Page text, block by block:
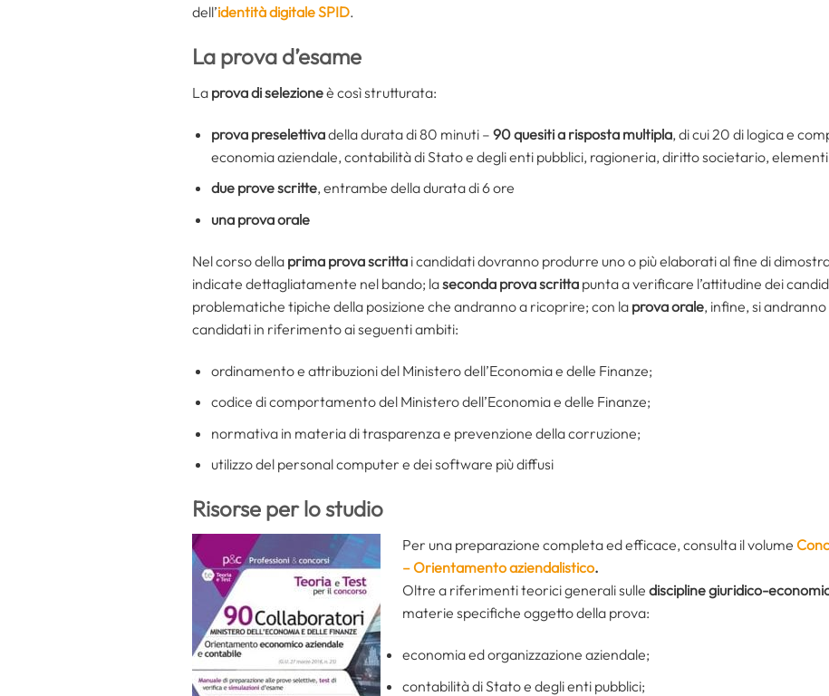
dell’identità digitale SPID.
La prova d’esame
La prova di selezioneè così strutturata:
prova preselettivadella durata di 80 minuti – 90 quesiti a risposta multipla, di cui 20 di logica e
economia aziendale, contabilità di Stato e degli enti pubblici, ragioneria, diritto societario,
due prove scritte, entrambe della durata di 6 ore
una prova orale
Nel corso della prima prova scritta i candidati dovranno produrre uno o più elaborati al fine di
indicate dettagliatamente nel bando; laseconda prova scritta punta a verificare l’attitudine dei
problematiche tipiche della posizione che andranno a ricoprire; con la prova orale, infine, si
candidati in riferimento ai seguenti ambiti:
ordinamento e attribuzioni del Ministero dell’Economia e delle Finanze;
codice di comportamento del Ministero dell’Economia e delle Finanze;
normativa in materia di trasparenza e prevenzione della corruzione;
utilizzo del personal computer e dei software più diffusi
Risorse per lo studio
Per una preparazione completa ed efficace, consulta il volume
– Orientamento aziendalistico.
Oltre a riferimenti teorici generali sulle discipline giuridico-
materie specifiche oggetto della prova:
economia ed organizzazione aziendale;
contabilità di Stato e degli enti pubblici;